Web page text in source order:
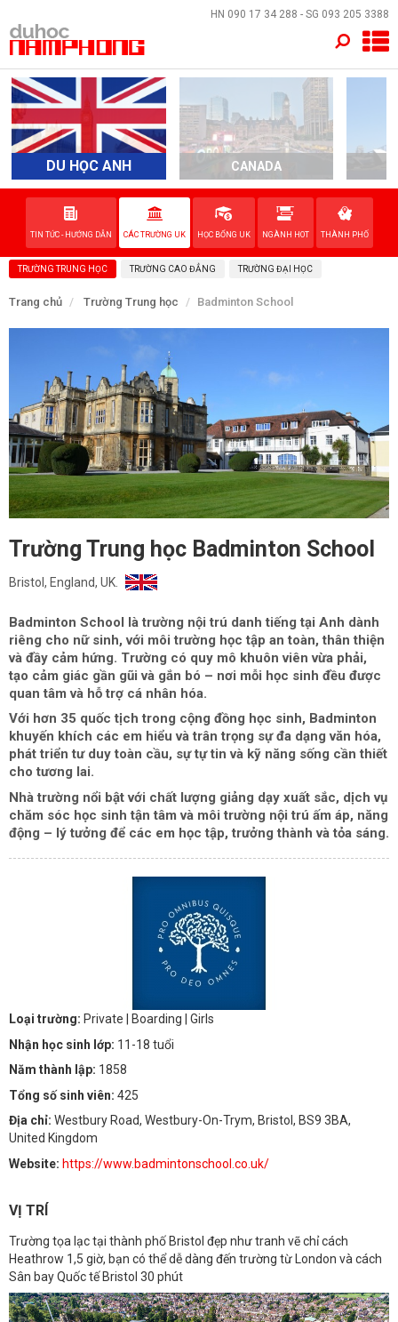
HN 090 17 34 288 - SG 093 205 3388
DU HỌC ANH CANADA
TIN TỨC - HƯỚNG DẪN CÁC TRƯỜNG UK HỌC BỔNG UK NGÀNH HOT THÀNH PHỐ
TRƯỜNG TRUNG HỌC TRƯỜNG CAO ĐẲNG TRƯỜNG ĐẠI HỌC
Trang chủ Trường Trung học Badminton School
Trường Trung học Badminton School
Bristol, England, UK.
Badminton School là trường nội trú danh tiếng tại Anh dành
riêng cho nữ sinh, với môi trường học tập an toàn, thân thiện
và đầy cảm hứng. Trường có quy mô khuôn viên vừa phải,
tạo cảm giác gần gũi và gắn bó – nơi mỗi học sinh đều được
quan tâm và hỗ trợ cá nhân hóa.
Với hơn 35 quốc tịch trong cộng đồng học sinh, Badminton
khuyến khích các em hiểu và trân trọng sự đa dạng văn hóa,
phát triển tư duy toàn cầu, sự tự tin và kỹ năng sống cần thiết
cho tương lai.
Nhà trường nổi bật với chất lượng giảng dạy xuất sắc, dịch vụ
chăm sóc học sinh tận tâm và môi trường nội trú ấm áp, năng
động – lý tưởng để các em học tập, trưởng thành và tỏa sáng.
Loại trường: Private | Boarding
| Girls
Nhận học sinh lớp: 11-18 tuổi
Năm thành lập: 1858
Tổng số sinh viên: 425
Địa chỉ: Westbury Road, Westbury-On-Trym, Bristol, BS9 3BA,
United Kingdom
Website: https://www.badmintonschool.co.uk/
VỊ TRÍ
Trường tọa lạc tại thành phố Bristol đẹp như tranh vẽ chỉ cách
Heathrow 1,5 giờ, bạn có thể dễ dàng đến trường từ London và cách
Sân bay Quốc tế Bristol 30 phút
×
TRANG CHỦ
QUỐC GIA
EVENTS
DỊCH VỤ
VỀ NAM PHONG